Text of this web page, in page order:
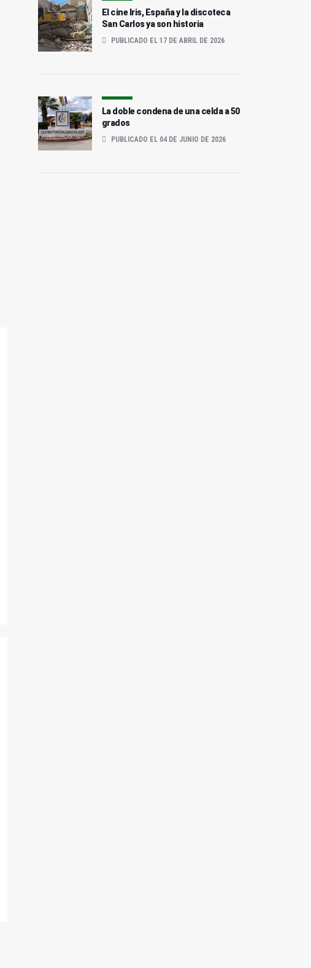
El cine Iris, España y la discoteca
San Carlos ya son historia
PUBLICADO EL 17 DE ABRIL DE 2026
La doble condena de una celda a 50
grados
PUBLICADO EL 04 DE JUNIO DE 2026